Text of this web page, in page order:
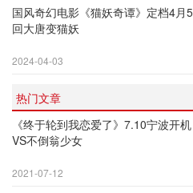
国风奇幻电影《猫妖奇谭》定档4月
回大唐变猫妖
2024-04-03
热门文章
《终于轮到我恋爱了》7.10宁波开
VS不倒翁少女
2021-07-12